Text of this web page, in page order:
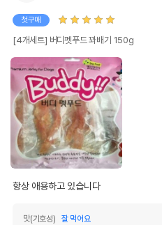
첫구매
[4개세트] 버디펫푸드 꽈배기 150g
항상 애용하고 있습니다
맛(기호성)
잘 먹어요